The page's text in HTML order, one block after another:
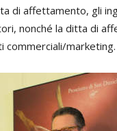
di affettamento, gli
nonché la ditta di
commerciali/marketing.